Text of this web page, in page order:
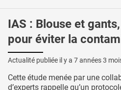
IAS : Blouse et
pour éviter la
Actualité publiée il y a 7 années 3
Cette étude menée par une
d’experts rappelle qu’un